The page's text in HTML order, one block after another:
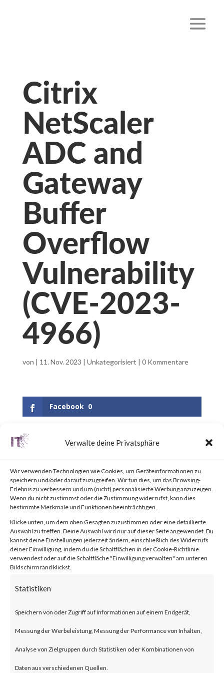
Verwalte deine Privatsphäre
Wir verwenden Technologien wie Cookies, um Geräteinformationen zu
speichern und/oder darauf zuzugreifen. Wir tun dies, um das Browsing-
Erlebnis zu verbessern und um (nicht) personalisierte Werbung anzuzeigen.
Wenn du nicht zustimmst oder die Zustimmung widerrufst, kann dies
bestimmte Merkmale und Funktionen beeinträchtigen.
Klicke unten, um dem oben Gesagten zuzustimmen oder eine detaillierte
Auswahl zu treffen. Deine Auswahl wird nur auf dieser Seite angewendet. Du
kannst deine Einstellungen jederzeit ändern, einschließlich des Widerrufs
deiner Einwilligung, indem du die Schaltflächen in der Cookie-Richtlinie
verwendest oder auf die Schaltfläche "Einwilligung verwalten" am unteren
Bildschirmrand klickst.
Statistiken
Speichern von oder Zugriff auf Informationen auf einem Endgerät,
Messung der Werbeleistung, Messung der Performance von Inhalten,
Analyse von Zielgruppen durch Statistiken oder Kombinationen von
Daten aus verschiedenen Quellen.
Citrix
NetScaler
ADC and
Gateway
Buffer
Overflow
Vulnerability
(CVE-2023-
4966)
von | 11. Nov. 2023 | Unkategorisiert | 0 Kommentare
Facebook 0
What is the Attack?
According to the blog published
by Citrix, CVE-2023-4966 is a
buffer overflow vulnerability
that can result in unauthorized
data disclosure on Citrix
NetScaler ADC and NetScaler
Gateway products.